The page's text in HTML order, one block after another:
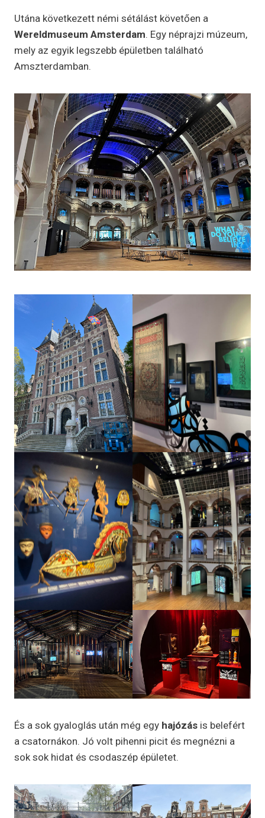
Utána következett némi sétálást követően a
Wereldmuseum Amsterdam. Egy néprajzi múzeum,
mely az egyik legszebb épületben található
Amszterdamban.
És a sok gyaloglás után még egy hajózás is belefért
a csatornákon. Jó volt pihenni picit és megnézni a
sok sok hidat és csodaszép épületet.